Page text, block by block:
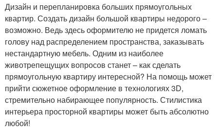
Дизайн и перепланировка больших прямоугольных
квартир. Создать дизайн большой квартиры недорого –
возможно. Ведь здесь оформителю не придется ломать
голову над распределением пространства, заказывать
нестандартную мебель. Одним из наиболее
животрепещущих вопросов станет – как сделать
прямоугольную квартиру интересной? На помощь может
прийти сюжетное оформление в технологиях 3D,
стремительно набирающее популярность. Стилистика
интерьера просторной квартиры может быть абсолютно
любой!